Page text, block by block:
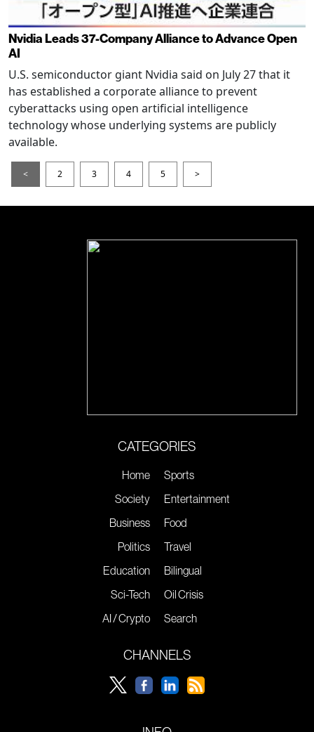
Nvidia Leads 37-Company Alliance to Advance Open
AI
U.S. semiconductor giant Nvidia said on July 27 that it
has established a corporate alliance to prevent
cyberattacks using open artificial intelligence
technology whose underlying systems are publicly
available.
< 2 3 4 5 >
CATEGORIES
Home
Society
Business
Politics
Education
Sci-Tech
AI / Crypto
Sports
Entertainment
Food
Travel
Bilingual
Oil Crisis
Search
CHANNELS